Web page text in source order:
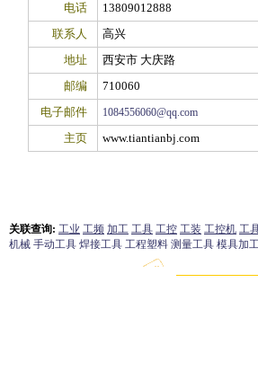
电话
13809012888
联系人
高兴
地址
西安市 大庆路
邮编
710060
电子邮件
1084556060@qq.com
主页 www.tiantianbj.com